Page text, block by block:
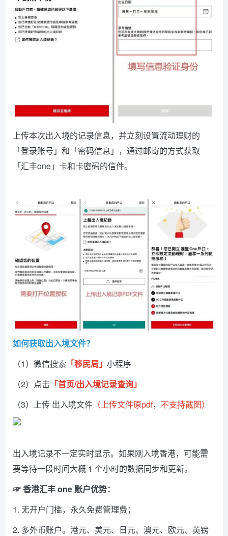
上传本次出入境的记录信息，并立刻设置流动理财的
「登录账号」和「密码信息」，通过邮寄的方式获取
「汇丰one」卡和卡密码的信件。
如何获取出入境文件？
（1）微信搜索 「移民局」 小程序
（2）点击 「首页/出入境记录查询」
（3）上传 出入境文件 （上传文件原pdf，不支持截图）
出入境记录不一定实时显示。如果刚入境香港，可能需
要等待一段时间大概 1 个小时的数据同步和更新。
☞ 香港汇丰 one 账户优势：
1. 无开户门槛，永久免费管理费；
2. 多外币账户。港元、美元、日元、澳元、欧元、英镑